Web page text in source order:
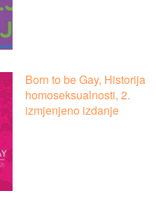
Born to be Gay, Historija
homoseksualnosti, 2.
izmjenjeno izdanje